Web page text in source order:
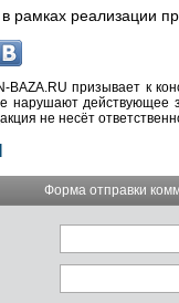
рамках реализации
BAZA.RU призывает к
нарушают действующее
не несёт
Форма отправки